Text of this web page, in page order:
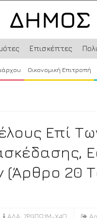
Επισκέπτες
Οικονομική Επιτροπή
Επί
20
ΑΔΑ: 7Ρ9ΠΩ1Μ-Χ4Ο